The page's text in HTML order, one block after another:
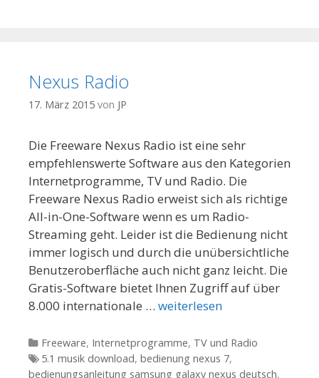
Nexus Radio
17. März 2015 von JP
Die Freeware Nexus Radio ist eine sehr
empfehlenswerte Software aus den Kategorien
Internetprogramme, TV und Radio. Die
Freeware Nexus Radio erweist sich als richtige
All-in-One-Software wenn es um Radio-
Streaming geht. Leider ist die Bedienung nicht
immer logisch und durch die unübersichtliche
Benutzeroberfläche auch nicht ganz leicht. Die
Gratis-Software bietet Ihnen Zugriff auf über
8.000 internationale … weiterlesen
Kategorien
Freeware, Internetprogramme, TV und Radio
Tags
5.1 musik download, bedienung nexus 7,
bedienungsanleitung samsung galaxy nexus deutsch,